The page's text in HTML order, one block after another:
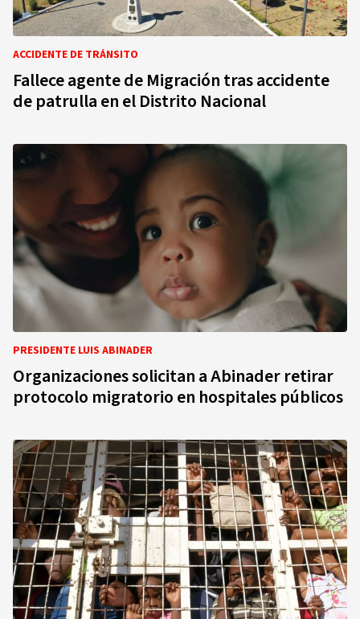
ACCIDENTE DE TRÁNSITO
Fallece agente de Migración tras accidente
de patrulla en el Distrito Nacional
PRESIDENTE LUIS ABINADER
Organizaciones solicitan a Abinader retirar
protocolo migratorio en hospitales públicos